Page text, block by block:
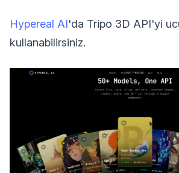
Hypereal AI'da Tripo 3D API'yi
kullanabilirsiniz.